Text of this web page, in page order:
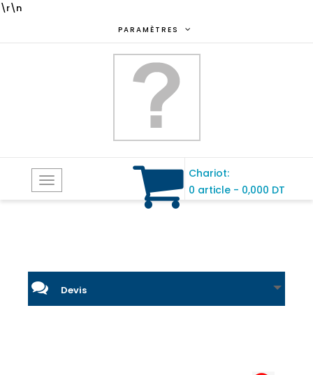
\r\n
PARAMÈTRES
Toggle
Chariot:
0 article - 0,000 DT
Devis